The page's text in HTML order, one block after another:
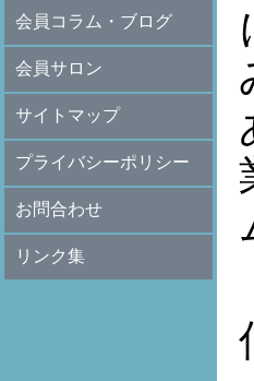
会員コラム・ブログ
会員サロン
サイトマップ
プライバシーポリシー
お問合わせ
リンク集